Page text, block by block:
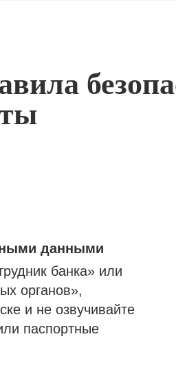
данными
банка» или
органов»,
и не озвучивайте
паспортные